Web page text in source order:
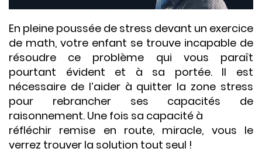
En pleine poussée de stress devant un exercice
de math, votre enfant se trouve incapable de
résoudre ce problème qui vous paraît
pourtant évident et à sa portée. Il est
nécessaire de l’aider à quitter la zone stress
pour rebrancher ses capacités de
raisonnement. Une fois sa capacité à
réfléchir remise en route, miracle, vous le
verrez trouver la solution tout seul !